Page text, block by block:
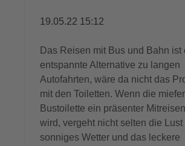
19.05.22 15:12
Das Reisen mit Bus und Bahn ist
entspannte Alternative zu langen
Autofahrten, wäre da nicht das
mit den Toiletten. Wenn die
Bustoilette ein präsenter
wird, vergeht nicht selten die Lust
sonniges Wetter und das leckere